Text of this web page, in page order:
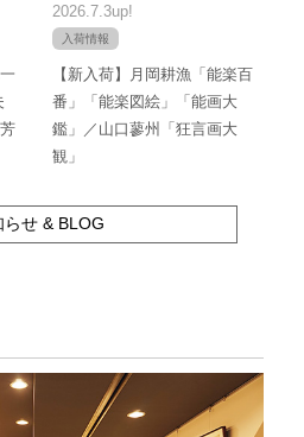
2026.7.3up!
入荷情報
【新入荷】月岡耕漁「能楽百
番」「能楽図絵」「能画大
鑑」／山口蓼州「狂言画大
観」
らせ & BLOG